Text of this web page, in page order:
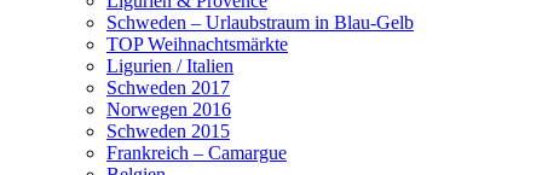
Schweden – Urlaubstraum in Blau-Gelb
TOP Weihnachtsmärkte
Ligurien / Italien
Schweden 2017
Norwegen 2016
Schweden 2015
Frankreich – Camargue